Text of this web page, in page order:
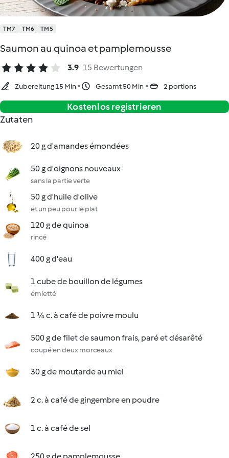
TM7 TM6 TM5
Saumon au quinoa et pamplemousse
3.9 15 Bewertungen
Zubereitung 15 Min Gesamt 50 Min 2 portions
Kostenlos registrieren
Zutaten
20 g d'amandes émondées
50 g d'oignons nouveaux
sans la partie verte
50 g d'huile d'olive
et un peu pour le plat
120 g de quinoa
rincé
400 g d'eau
1 cube de bouillon de légumes
émietté
1 ¼ c. à café de poivre moulu
500 g de filet de saumon frais, paré et désarêté
coupé en deux morceaux
30 g de moutarde au miel
2 c. à café de gingembre en poudre
1 c. à café de sel